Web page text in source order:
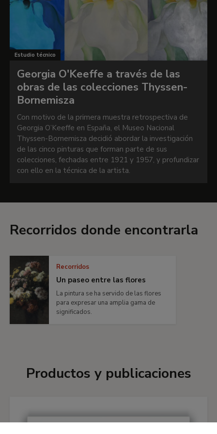
Paloma Alarcó
Estudio técnico
Georgia O'Keeffe a través de las
obras de las colecciones Thyssen-
Bornemisza
Con motivo de la primera muestra retrospectiva de
Georgia O’Keeffe en España, el Museo Nacional
Thyssen-Bornemisza decidió abordar la investigación
de las cinco pinturas que forman parte de sus
colecciones, fechadas entre 1921 y 1957, y profundizar
con ello en la técnica de la artista.
Recorridos donde encontrarla
Recorridos
Un paseo entre las flores
La pintura se ha servido de las flores
para expresar una amplia gama de
significados.
Productos y publicaciones